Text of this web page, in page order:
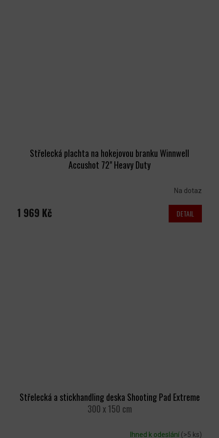
Střelecká plachta na hokejovou branku Winnwell
Accushot 72" Heavy Duty
Na dotaz
1 969 Kč DETAIL
Střelecká a stickhandling deska Shooting Pad Extreme
300 x 150 cm
Ihned k odeslání (>5 ks)